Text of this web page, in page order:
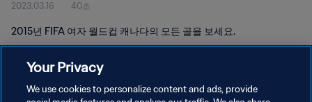
2023.03.16 40초
2015년 FIFA 여자 월드컵 캐나다의 모든 골을 보세요.
Your Privacy
We use cookies to personalize content and ads, provide